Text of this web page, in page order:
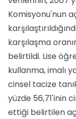
Komisyonu'nun
karşılaşma
belirtildi. Lise
kullanma, imalı
cinsel tacize
yüzde 56,71'inin
ettiği belirtilen